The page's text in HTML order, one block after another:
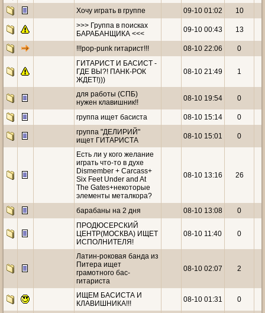
Хочу играть в группе
09-10 01:02 10
>>> Группа в поисках
БАРАБАНЩИКА <<<
09-10 00:43 13
!!!pop-punk гитарист!!! 08-10 22:06 0
ГИТАРИСТ И БАСИСТ -
ГДЕ ВЫ?! ПАНК-РОК
ЖДЕТ!)))
08-10 21:49 1
для работы (СПБ)
нужен клавишник!!
08-10 19:54 0
группа ищет басиста 08-10 15:14 0
группа "ДЕЛИРИЙ"
ищет ГИТАРИСТА
08-10 15:01 0
Есть ли у кого желание
играть что-то в духе
Dismember + Carcass+
Six Feet Under and At
The Gates+некоторые
элементы металкора?
08-10 13:16 26
барабаны на 2 дня 08-10 13:08 0
ПРОДЮСЕРСКИЙ
ЦЕНТР(МОСКВА) ИЩЕТ
ИСПОЛНИТЕЛЯ!
08-10 11:40 0
Латин-роковая банда из
Питера ищет
грамотного бас-
гитариста
08-10 02:07 2
ИЩЕМ БАСИСТА И
КЛАВИШНИКА!!!
08-10 01:31 0